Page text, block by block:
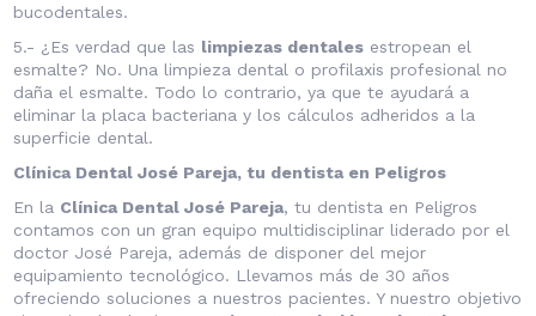
bucodentales.
5.- ¿Es verdad que las limpiezas dentales estropean el
esmalte? No. Una limpieza dental o profilaxis profesional no
daña el esmalte. Todo lo contrario, ya que te ayudará a
eliminar la placa bacteriana y los cálculos adheridos a la
superficie dental.
Clínica Dental José Pareja, tu dentista en Peligros
En la Clínica Dental José Pareja, tu dentista en Peligros
contamos con un gran equipo multidisciplinar liderado por el
doctor José Pareja, además de disponer del mejor
equipamiento tecnológico. Llevamos más de 30 años
ofreciendo soluciones a nuestros pacientes. Y nuestro objetivo